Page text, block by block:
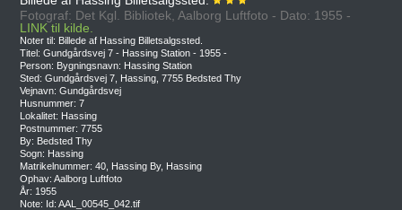
Fotograf: Det Kgl. Bibliotek, Aalborg Luftfoto - Dato: 1955 -
LINK til kilde.
Noter til: Billede af Hassing Billetsalgssted.
Titel: Gundgårdsvej 7 - Hassing Station - 1955 -
Person: Bygningsnavn: Hassing Station
Sted: Gundgårdsvej 7, Hassing, 7755 Bedsted Thy
Vejnavn: Gundgårdsvej
Husnummer: 7
Lokalitet: Hassing
Postnummer: 7755
By: Bedsted Thy
Sogn: Hassing
Matrikelnummer: 40, Hassing By, Hassing
Ophav: Aalborg Luftfoto
År: 1955
Note: Id: AAL_00545_042.tif